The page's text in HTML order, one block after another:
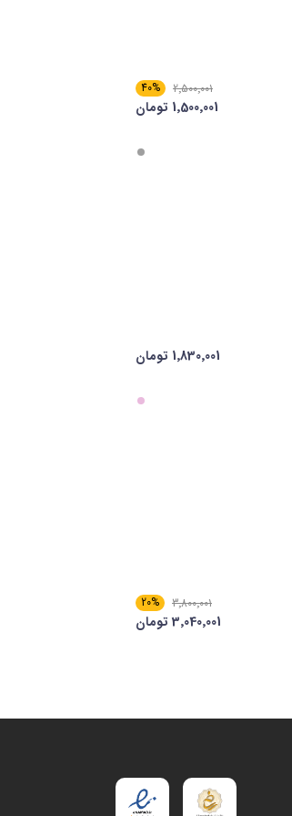
2٬500٬001
40%
1٬500٬001 تومان
1٬830٬001 تومان
3٬800٬001
20%
3٬040٬001 تومان